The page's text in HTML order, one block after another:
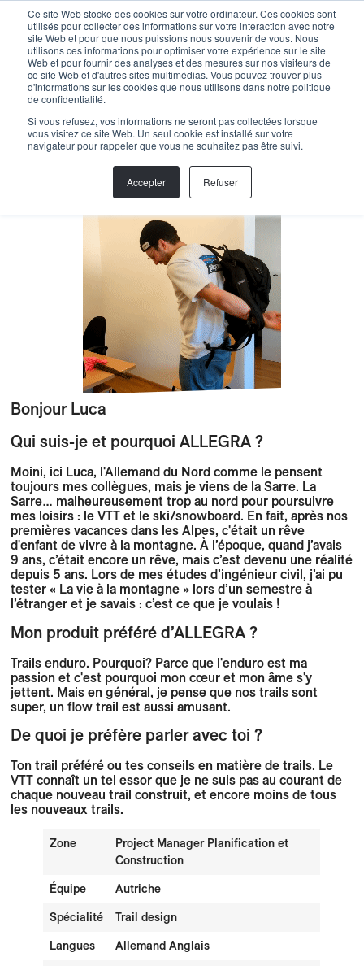
Ce site Web stocke des cookies sur votre ordinateur. Ces cookies sont
utilisés pour collecter des informations sur votre interaction avec notre
site Web et pour que nous puissions nous souvenir de vous. Nous
utilisons ces informations pour optimiser votre expérience sur le site
Web et pour fournir des analyses et des mesures sur nos visiteurs de
ce site Web et d'autres sites multimédias. Vous pouvez trouver plus
d'informations sur les cookies que nous utilisons dans notre politique
de confidentialité.
Si vous refusez, vos informations ne seront pas collectées lorsque
vous visitez ce site Web. Un seul cookie est installé sur votre
navigateur pour rappeler que vous ne souhaitez pas être suivi.
Accepter Refuser
Menu
Back
LUCA SCHNEIDER
Project Manager Planification et Construction
luca@helloallegra.com
Bonjour Luca
Qui suis-je et pourquoi ALLEGRA ?
Moini, ici Luca, l'Allemand du Nord comme le pensent
toujours mes collègues, mais je viens de la Sarre. La
Sarre… malheureusement trop au nord pour poursuivre
mes loisirs : le VTT et le ski/snowboard. En fait, après nos
premières vacances dans les Alpes, c'était un rêve
d'enfant de vivre à la montagne. À l’époque, quand j’avais
9 ans, c’était encore un rêve, mais c’est devenu une réalité
depuis 5 ans. Lors de mes études d’ingénieur civil, j’ai pu
tester « La vie à la montagne » lors d’un semestre à
l’étranger et je savais : c’est ce que je voulais !
Mon produit préféré d’ALLEGRA ?
Trails enduro. Pourquoi? Parce que l'enduro est ma
passion et c'est pourquoi mon cœur et mon âme s'y
jettent. Mais en général, je pense que nos trails sont
super, un flow trail est aussi amusant.
De quoi je préfère parler avec toi ?
Ton trail préféré ou tes conseils en matière de trails. Le
VTT connaît un tel essor que je ne suis pas au courant de
chaque nouveau trail construit, et encore moins de tous
les nouveaux trails.
Zone
Project Manager Planification et
Construction
Équipe
Autriche
Spécialité
Trail design
Langues
Allemand Anglais